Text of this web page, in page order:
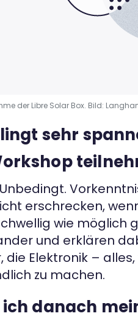
der Libre Solar Box. Bild:
sehr
erschrecken,
wie möglich
und erklären
die Elektronik –
zu machen.
danach